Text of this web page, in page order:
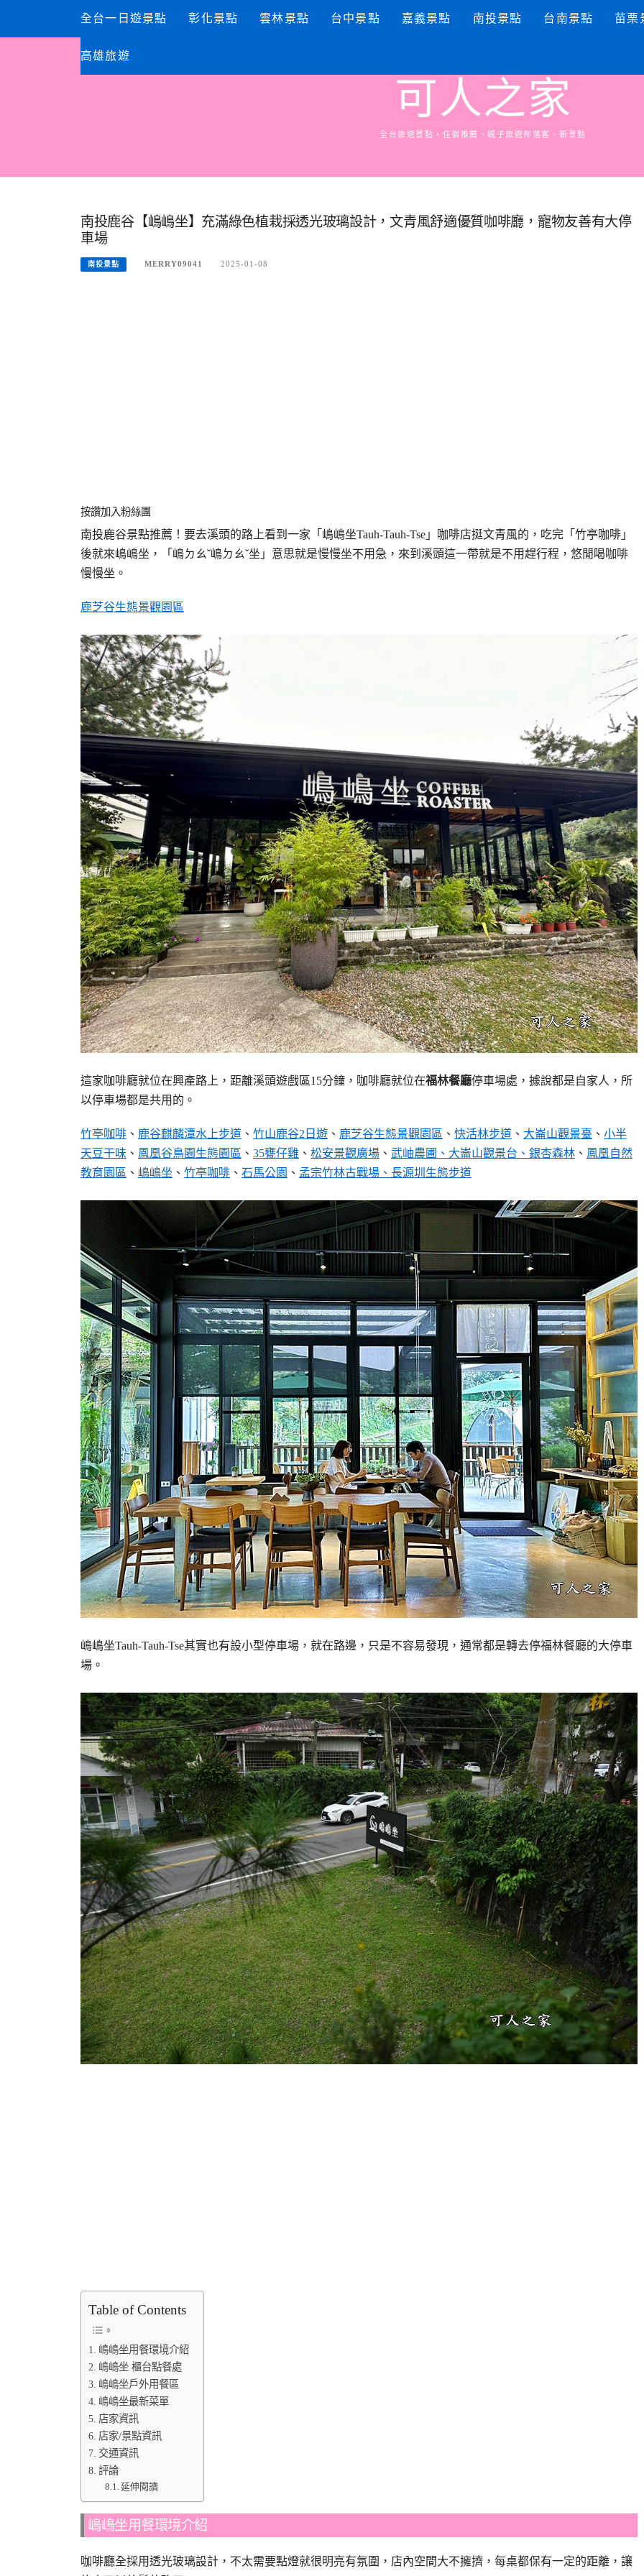
content
全台一日遊景點 彰化景點 雲林景點 台中景點 嘉義景點 南投景點 台南景點 苗栗
高雄旅遊
可人之家
全台旅遊景點，住宿推薦、親子旅遊部落客、新景點
南投鹿谷【嶋嶋坐】充滿綠色植栽採透光玻璃設計，文青風舒適優質咖啡廳，寵物友善有大停
車場
南投景點 MERRY09041 2025-01-08
按讚加入粉絲團
南投鹿谷景點推薦！要去溪頭的路上看到一家「嶋嶋坐Tauh-Tauh-Tse」咖啡店挺文青風的，吃完「竹亭咖啡」
後就來嶋嶋坐，「嶋ㄉㄠˇ嶋ㄉㄠˇ坐」意思就是慢慢坐不用急，來到溪頭這一帶就是不用趕行程，悠閒喝咖啡
慢慢坐。
鹿芝谷生態景觀園區
這家咖啡廳就位在興產路上，距離溪頭遊戲區15分鐘，咖啡廳就位在福林餐廳停車場處，據說都是自家人，所
以停車場都是共用的。
竹亭咖啡 、 鹿谷麒麟潭水上步道 、 竹山鹿谷2日遊 、 鹿芝谷生態景觀園區 、 快活林步道 、 大崙山觀景臺 、 小半
天豆干味 、 鳳凰谷鳥園生態園區 、 35甕仔雞 、 松安景觀廣場 、 武岫農圃、大崙山觀景台、銀杏森林 、 鳳凰自然
教育園區 、 嶋嶋坐 、 竹亭咖啡 、 石馬公園 、 孟宗竹林古戰場、長源圳生態步道
嶋嶋坐Tauh-Tauh-Tse其實也有設小型停車場，就在路邊，只是不容易發現，通常都是轉去停福林餐廳的大停車
場。
Table of Contents
嶋嶋坐用餐環境介紹
嶋嶋坐 櫃台點餐處
嶋嶋坐戶外用餐區
嶋嶋坐最新菜單
店家資訊
店家/景點資訊
交通資訊
評論
延伸閱讀
嶋嶋坐用餐環境介紹
咖啡廳全採用透光玻璃設計，不太需要點燈就很明亮有氛圍，店內空間大不擁擠，每桌都保有一定的距離，讓